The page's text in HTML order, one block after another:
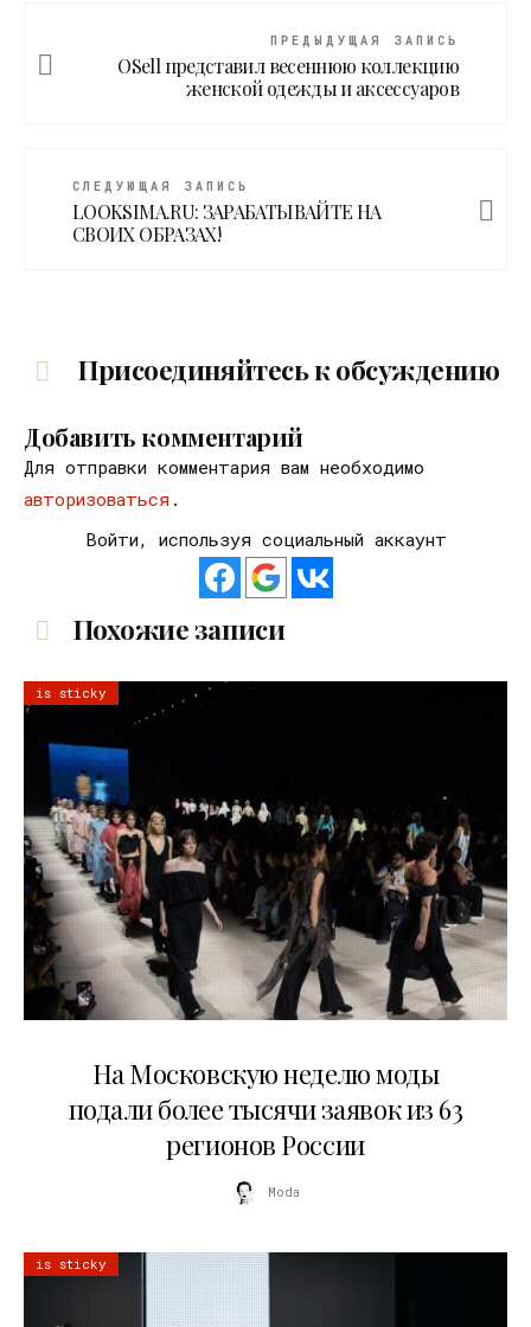
ПРЕДЫДУЩАЯ ЗАПИСЬ
OSell представил весеннюю коллекцию
женской одежды и аксессуаров
СЛЕДУЮЩАЯ ЗАПИСЬ
LOOKSIMA.RU: ЗАРАБАТЫВАЙТЕ НА
СВОИХ ОБРАЗАХ!
Присоединяйтесь к обсуждению
Добавить комментарий
Для отправки комментария вам необходимо
авторизоваться .
Войти, используя социальный аккаунт
Похожие записи
is sticky
На Московскую неделю моды
подали более тысячи заявок из 63
регионов России
Moda
is sticky